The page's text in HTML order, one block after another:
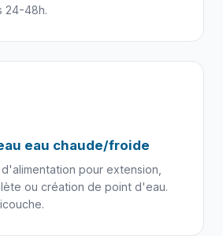
24-48h.
eau chaude/froide
pour extension,
ou création de point d'eau.